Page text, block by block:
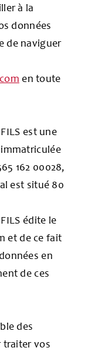
à la
données
de naviguer
en toute
est une
immatriculée
162 00028,
est situé 80
édite le
et de ce fait
en
de ces
des
traiter vos